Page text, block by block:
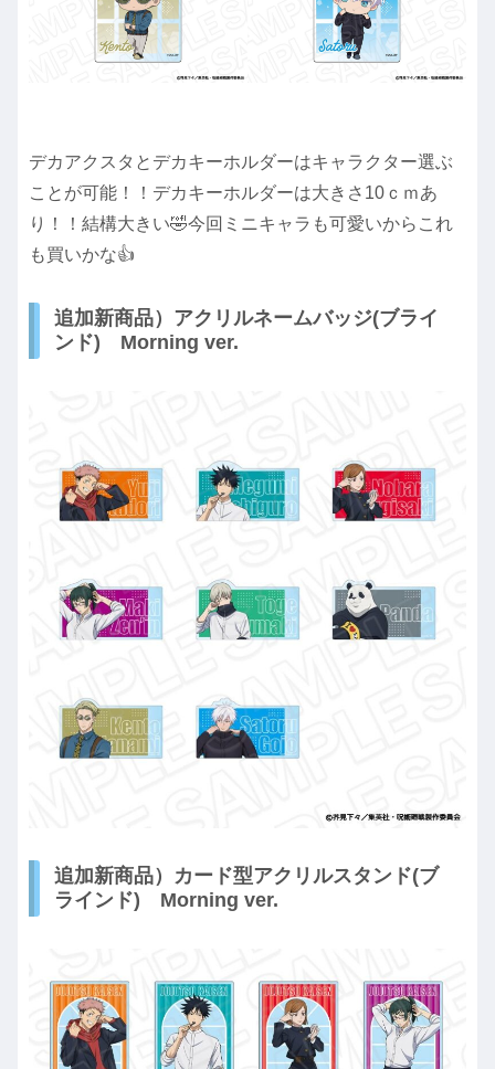
デカアクスタとデカキーホルダーはキャラクター選ぶ
ことが可能！！デカキーホルダーは大きさ10ｃｍあ
り！！結構大きい🤣今回ミニキャラも可愛いからこれ
も買いかな👍
追加新商品）アクリルネームバッジ(ブライ
ンド) Morning ver.
追加新商品）カード型アクリルスタンド(ブ
ラインド) Morning ver.